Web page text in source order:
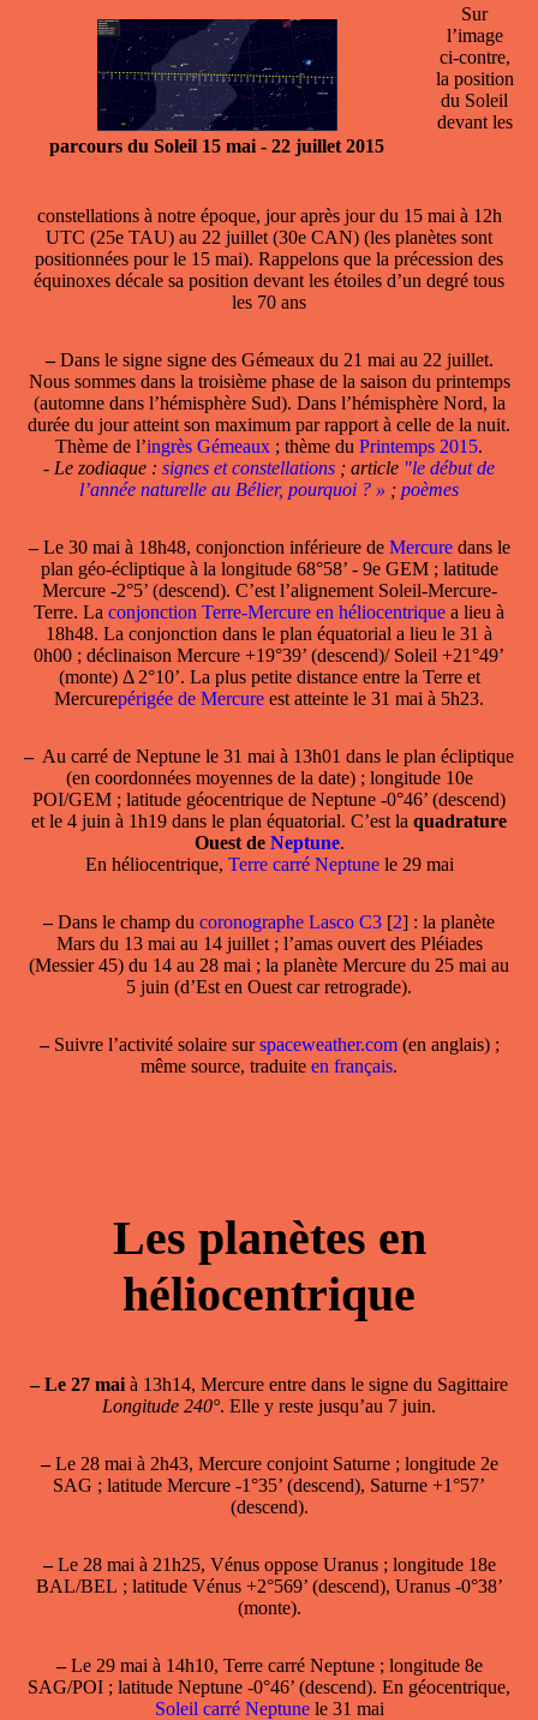
parcours du Soleil 15 mai - 22 juillet 2015
Sur
l’image
ci-contre,
la position
du Soleil
devant les
constellations à notre époque, jour après jour du 15 mai à 12h
UTC (25e TAU) au 22 juillet (30e CAN) (les planètes sont
positionnées pour le 15 mai). Rappelons que la précession des
équinoxes décale sa position devant les étoiles d’un degré tous
les 70 ans
–Dans le signesigne des Gémeaux du 21 mai au 22 juillet.
Nous sommes dans la troisième phase de la saison du printemps
(automne dans l’hémisphère Sud). Dans l’hémisphère Nord, la
durée du jour atteint son maximum par rapport à celle de la nuit.
Thème de l’ingrès Gémeaux ; thème du Printemps 2015.
- Le zodiaque : signes et constellations ; article "le début de
l’année naturelle au Bélier, pourquoi ? » ; poèmes
–Le 30 mai à 18h48, conjonction inférieure de Mercure dans le
plan géo-écliptique à la longitude 68°58’ - 9e GEM ; latitude
Mercure -2°5’ (descend). C’est l’alignement Soleil-Mercure-
Terre. La conjonction Terre-Mercure en héliocentrique a lieu à
18h48. La conjonction dans le plan équatorial a lieu le 31 à
0h00 ; déclinaison Mercure +19°39’ (descend)/ Soleil +21°49’
(monte) Δ 2°10’. La plus petite distance entre la Terre et
Mercurepérigée de Mercure est atteinte le 31 mai à 5h23.
– Au carré de Neptune le 31 mai à 13h01 dans le plan écliptique
(en coordonnées moyennes de la date) ; longitude 10e
POI/GEM ; latitude géocentrique de Neptune -0°46’ (descend)
et le 4 juin à 1h19 dans le plan équatorial. C’est la quadrature
Ouest de Neptune.
En héliocentrique, Terre carré Neptunele 29 mai
– Dans le champ du coronographe Lasco C3 [2] : la planète
Mars du 13 mai au 14 juillet ; l’amas ouvert des Pléiades
(Messier 45) du 14 au 28 mai ; la planète Mercure du 25 mai au
5 juin (d’Est en Ouest car retrograde).
–Suivre l’activité solaire surspaceweather.com(en anglais) ;
même source, traduite en français.
Les planètes en
héliocentrique
– Le 27 mai à 13h14, Mercure entre dans le signe du Sagittaire
Longitude 240°. Elle y reste jusqu’au 7 juin.
–Le 28 mai à 2h43, Mercure conjoint Saturne ; longitude 2e
SAG ; latitude Mercure -1°35’ (descend), Saturne +1°57’
(descend).
–Le 28 mai à 21h25, Vénus oppose Uranus ; longitude 18e
BAL/BEL ; latitude Vénus +2°569’ (descend), Uranus -0°38’
(monte).
–Le 29 mai à 14h10, Terre carré Neptune; longitude 8e
SAG/POI ; latitude Neptune -0°46’ (descend). En géocentrique,
Soleil carré Neptunele 31 mai